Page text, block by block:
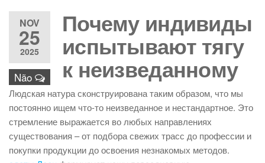
NOV
25
2025
Não
Почему индивиды
испытывают тягу
к неизведанному
Людская натура сконструирована таким образом, что мы
постоянно ищем что-то неизведанное и нестандартное. Это
стремление выражается во любых направлениях
существования – от подбора свежих трасс до профессии и
покупки продукции до освоения незнакомых методов.